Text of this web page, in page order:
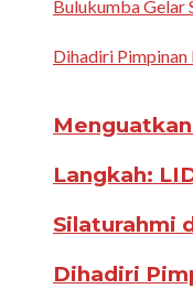
Langkah:
Silaturahmi
Dihadiri